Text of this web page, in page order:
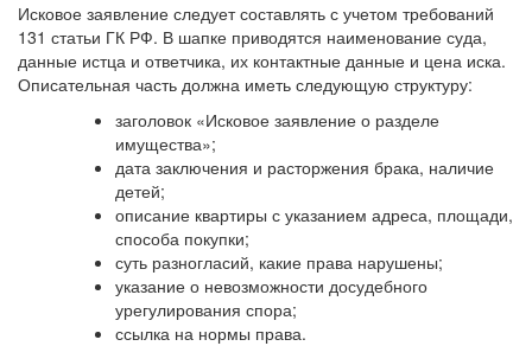
Исковое заявление следует составлять с учетом требований
131 статьи ГК РФ. В шапке приводятся наименование суда,
данные истца и ответчика, их контактные данные и цена иска.
Описательная часть должна иметь следующую структуру:
заголовок «Исковое заявление о разделе
имущества»;
дата заключения и расторжения брака, наличие
детей;
описание квартиры с указанием адреса, площади,
способа покупки;
суть разногласий, какие права нарушены;
указание о невозможности досудебного
урегулирования спора;
ссылка на нормы права.